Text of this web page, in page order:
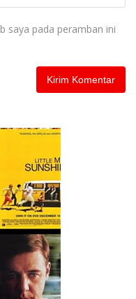
saya pada peramban ini